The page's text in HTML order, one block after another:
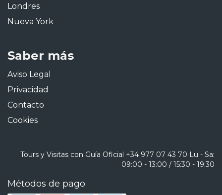
Londres
Nueva York
Saber más
Aviso Legal
Privacidad
Contacto
Cookies
Tours y Visitas con Guía Oficial +34 977 07 43 70 Lu - Sa:
09:00 - 13:00 / 15:30 - 19:30
Métodos de pago